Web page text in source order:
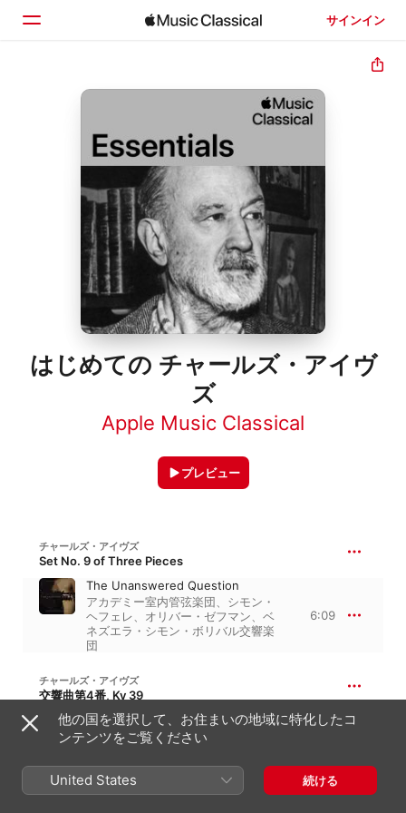
サインイン
ホーム
検索
はじめての チャールズ・アイヴ
ズ
Apple Music Classical
プレビュー
チャールズ・アイヴズ
Set No. 9 of Three Pieces
The Unanswered Question
アカデミー室内管弦楽団、 シモン・
ヘフェレ、 オリバー・ゼフマン、 ベ
ネズエラ・シモン・ボリバル交響楽
団
6:09
チャールズ・アイヴズ
交響曲第4番, Kv 39
I. Prelude. Maestoso
アメリカ交響楽団、 Schola
レブリエール、David Katz、レオポ
ルド・ストコフスキー
他の国を選択して、お住まいの地域に特化したコ
ンテンツをご覧ください
United States 続ける